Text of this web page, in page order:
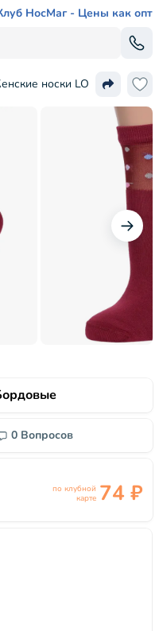
НосМаг - Цены как опт
носки LORENZline
0 Вопросов
по клубной
карте 74 ₽